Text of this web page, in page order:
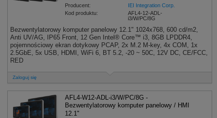
Producent:
IEI Integration Corp.
Kod produktu:
AFL4-12-ADL-
i3/W/PC/8G
Bezwentylatorowy komputer panelowy 12.1" 1024x768, 600 cd/m2,
Anti UV/AG, IP65 Front, 12 Gen Intel® Core™ i3, 8GB LPDDR4,
pojemnościowy ekran dotykowy PCAP, 2x M.2 M-key, 4x COM, 1x
2.5GbE, 5x USB, HDMI, WiFi 6, BT 5.2, -20 ~ 50C, 12V DC, CE/FCC,
RED
Zaloguj się
AFL4-W12-ADL-i3/W/PC/8G -
Bezwentylatorowy komputer panelowy / HMI
12.1"